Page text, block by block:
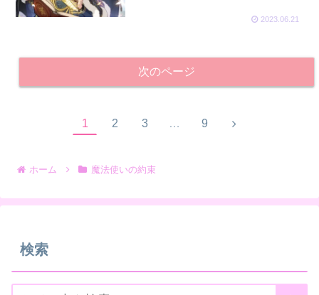
2023.06.21
次のページ
1 2 3 … 9
ホーム 魔法使いの約束
検索